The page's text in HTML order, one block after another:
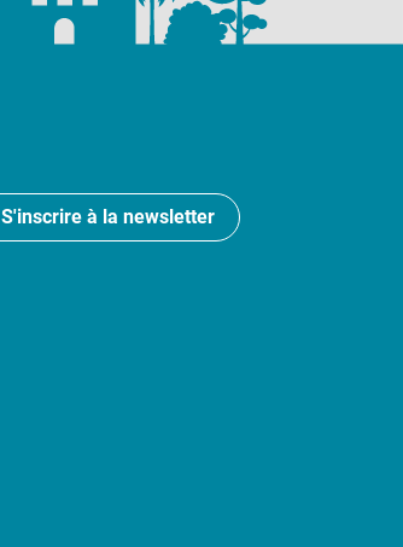
S'inscrire à la newsletter